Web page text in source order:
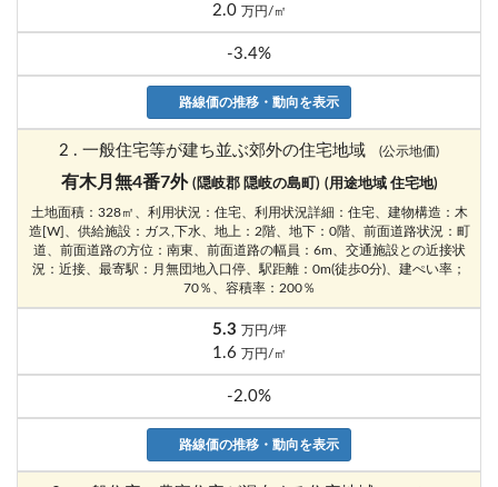
2.0 万円/㎡
-3.4%
路線価の推移・動向を表示
2 . 一般住宅等が建ち並ぶ郊外の住宅地域 (公示地価)
有木月無4番7外 (隠岐郡 隠岐の島町) (用途地域 住宅地)
土地面積：328㎡、利用状況：住宅、利用状況詳細：住宅、建物構造：木
造[W]、供給施設：ガス,下水、地上：2階、地下：0階、前面道路状況：町
道、前面道路の方位：南東、前面道路の幅員：6m、交通施設との近接状
況：近接、最寄駅：月無団地入口停、駅距離：0m(徒歩0分)、建ぺい率；
70％、容積率：200％
5.3 万円/坪
1.6 万円/㎡
-2.0%
路線価の推移・動向を表示